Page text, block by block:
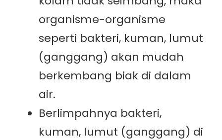
organisme-organisme
seperti bakteri, kuman, lumut
(ganggang) akan mudah
berkembang biak di dalam
air.
Berlimpahnya bakteri,
kuman, lumut (ganggang) di